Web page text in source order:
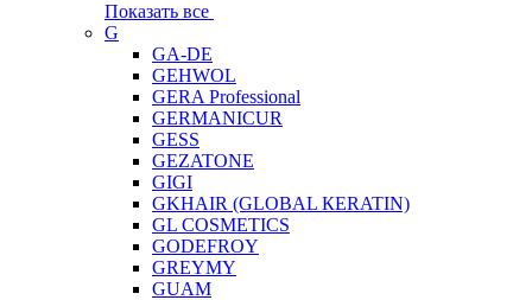
Показать все
G
GA-DE
GEHWOL
GERA Professional
GERMANICUR
GESS
GEZATONE
GIGI
GKHAIR (GLOBAL КЕRATIN)
GL COSMETICS
GODEFROY
GREYMY
GUAM